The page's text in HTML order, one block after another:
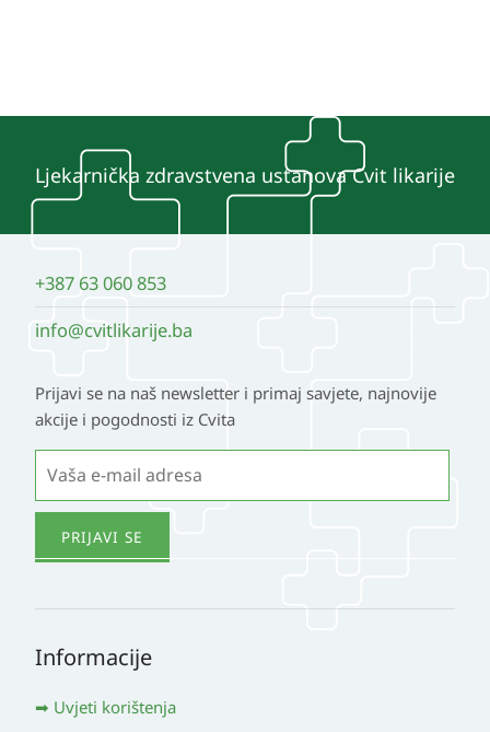
Ljekarnička zdravstvena ustanova Cvit likarije
+387 63 060 853
info@cvitlikarije.ba
Prijavi se na naš newsletter i primaj savjete, najnovije
akcije i pogodnosti iz Cvita
Informacije
Uvjeti korištenja